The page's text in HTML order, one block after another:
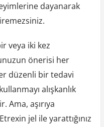
dayanarak
veya iki kez
önerisi her
düzenli bir tedavi
alışkanlık
Ama, aşırıya
jel ile yarattığınız